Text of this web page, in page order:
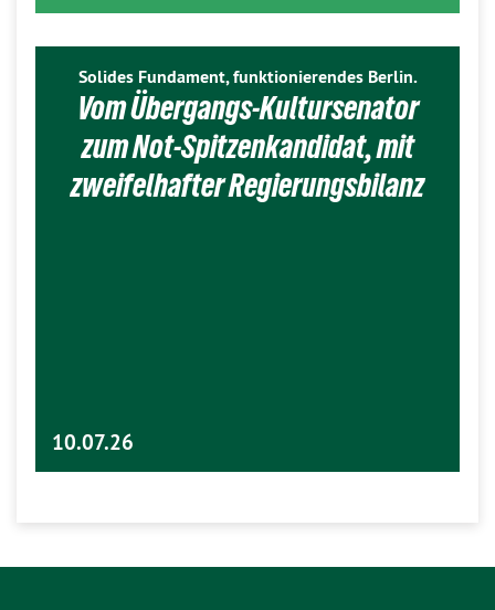
Solides Fundament, funktionierendes Berlin.
Vom Übergangs-Kultursenator
zum Not-Spitzenkandidat, mit
zweifelhafter Regierungsbilanz
10.07.26